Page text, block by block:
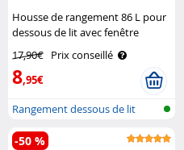
Housse de rangement 86 L pour
dessous de lit avec fenêtre
transparente - Noir Infactory
17,90€ Prix conseillé
8,95€
Rangement dessous de lit
-50 %